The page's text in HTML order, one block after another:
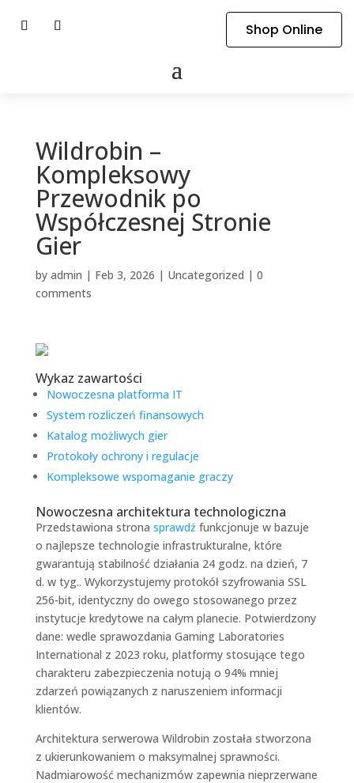
Shop Online
Wildrobin –
Kompleksowy
Przewodnik po
Współczesnej Stronie
Gier
by admin | Feb 3, 2026 | Uncategorized | 0
comments
Wykaz zawartości
Nowoczesna platforma IT
System rozliczeń finansowych
Katalog możliwych gier
Protokoły ochrony i regulacje
Kompleksowe wspomaganie graczy
Nowoczesna architektura technologiczna
Przedstawiona strona sprawdź funkcjonuje w bazuje
o najlepsze technologie infrastrukturalne, które
gwarantują stabilność działania 24 godz. na dzień, 7
d. w tyg.. Wykorzystujemy protokół szyfrowania SSL
256-bit, identyczny do owego stosowanego przez
instytucje kredytowe na całym planecie. Potwierdzony
dane: wedle sprawozdania Gaming Laboratories
International z 2023 roku, platformy stosujące tego
charakteru zabezpieczenia notują o 94% mniej
zdarzeń powiązanych z naruszeniem informacji
klientów.
Architektura serwerowa Wildrobin została stworzona
z ukierunkowaniem o maksymalnej sprawności.
Nadmiarowość mechanizmów zapewnia nieprzerwane